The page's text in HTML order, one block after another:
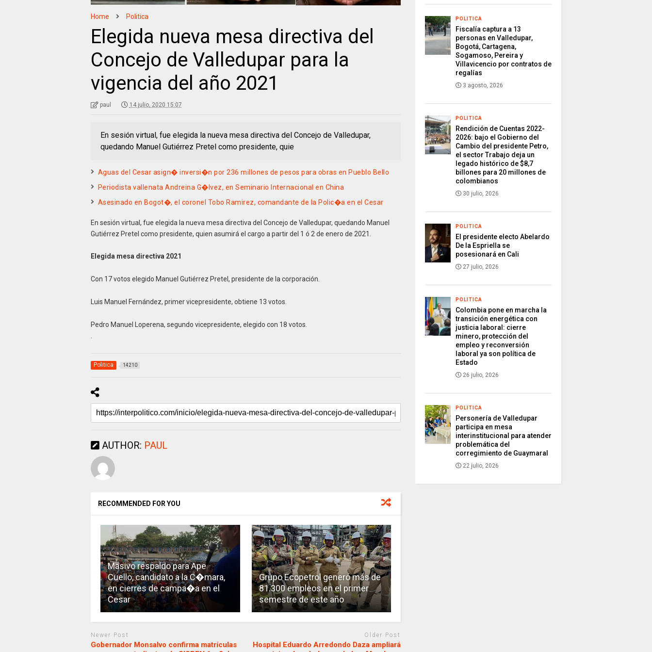
Home Politica
Elegida nueva mesa directiva del
Concejo de Valledupar para la
vigencia del año 2021
paul 14 julio, 2020 15:07
En sesión virtual, fue elegida la nueva mesa directiva del Concejo de Valledupar,
quedando Manuel Gutiérrez Pretel como presidente, quie
Aguas del Cesar asign� inversi�n por 236 millones de pesos para obras en Pueblo Bello
Periodista vallenata Andreina G�lvez, en Seminario Internacional en China
Asesinado en Bogot�, el coronel Tobo Ramirez, comandante de la Polic�a en el Cesar
En sesión virtual, fue elegida la nueva mesa directiva del Concejo de Valledupar, quedando Manuel
Gutiérrez Pretel como presidente, quien asumirá el cargo a partir del 1 ó 2 de enero de 2021.
Elegida mesa directiva 2021
Con 17 votos elegido Manuel Gutiérrez Pretel, presidente de la corporación.
Luis Manuel Fernández, primer vicepresidente, obtiene 13 votos.
Pedro Manuel Loperena, segundo vicepresidente, elegido con 18 votos.
Politica 14210
AUTHOR: PAUL
RECOMMENDED FOR YOU
Masivo respaldo para Ape
Cuello, candidato a la C�mara,
en cierres de campa�a en el
Cesar
Grupo Ecopetrol generó más de
81.300 empleos en el primer
semestre de este año
Newer Post
Gobernador Monsalvo confirma matrículas
Older Post
Hospital Eduardo Arredondo Daza ampliará
POLITICA
Fiscalía captura a 13
personas en Valledupar,
Bogotá, Cartagena,
Sogamoso, Pereira y
Villavicencio por contratos de
regalías
3 agosto, 2026
POLITICA
Rendición de Cuentas 2022-
2026: bajo el Gobierno del
Cambio del presidente Petro,
el sector Trabajo deja un
legado histórico de $8,7
billones para 20 millones de
colombianos
30 julio, 2026
POLITICA
El presidente electo Abelardo
De la Espriella se
posesionará en Cali
27 julio, 2026
POLITICA
Colombia pone en marcha la
transición energética con
justicia laboral: cierre
minero, protección del
empleo y reconversión
laboral ya son política de
Estado
26 julio, 2026
POLITICA
Personería de Valledupar
participa en mesa
interinstitucional para atender
problemática del
corregimiento de Guaymaral
22 julio, 2026